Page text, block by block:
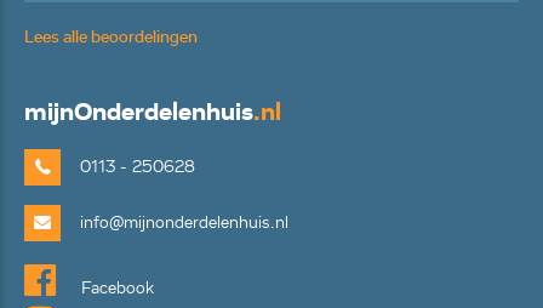
Lees alle beoordelingen
mijnOnderdelenhuis.nl
0113 - 250628
info@mijnonderdelenhuis.nl
Facebook